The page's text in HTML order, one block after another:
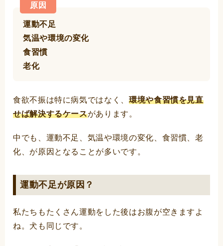
原因
運動不足
気温や環境の変化
食習慣
老化
食欲不振は特に病気ではなく、 環境や食習慣を見直
せば解決するケースがあります。
中でも、運動不足、気温や環境の変化、食習慣、老
化、が原因となることが多いです。
運動不足が原因？
私たちもたくさん運動をした後はお腹が空きますよ
ね。犬も同じです。